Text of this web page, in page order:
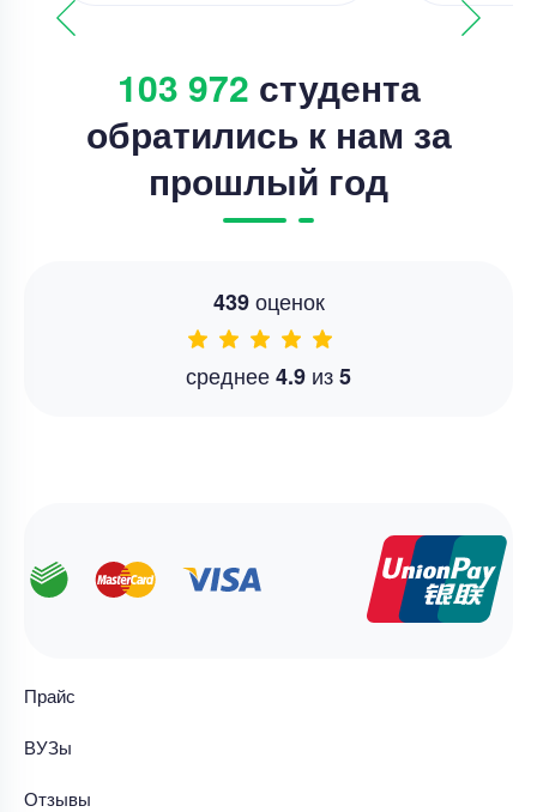
103 972 студента
обратились к нам за
прошлый год
439оценок
среднее4.9 из5
Прайс
ВУЗы
Отзывы